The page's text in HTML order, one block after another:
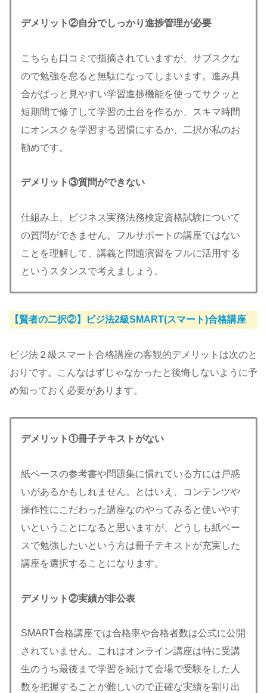
デメリット②自分でしっかり進捗管理が必要
こちらも口コミで指摘されていますが、サブスクな
ので勉強を怠ると無駄になってしまいます。進み具
合がぱっと見やすい学習進捗機能を使ってサクッと
短期間で修了して学習の土台を作るか、スキマ時間
にオンスクを学習する習慣にするか、二択が私のお
勧めです。
デメリット③質問ができない
仕組み上、ビジネス実務法務検定資格試験について
の質問ができません。フルサポートの講座ではない
ことを理解して、講義と問題演習をフルに活用する
というスタンスで考えましょう。
【賢者の二択②】ビジ法2級SMART(スマート)合格講座
ビジ法２級スマート合格講座の客観的デメリットは次のと
おりです。こんなはずじゃなかったと後悔しないように予
め知っておく必要があります。
デメリット①冊子テキストがない
紙ベースの参考書や問題集に慣れている方には戸惑
いがあるかもしれません。とはいえ、コンテンツや
操作性にこだわった講座なのやってみると使いやす
いということになると思いますが、どうしも紙ベー
スで勉強したいという方は冊子テキストが充実した
講座を選択することになります。
デメリット②実績が非公表
SMART合格講座では合格率や合格者数は公式に公開
されていません。これはオンライン講座は特に受講
生のうち最後まで学習を続けて会場で受験をした人
数を把握することが難しいので正確な実績を割り出